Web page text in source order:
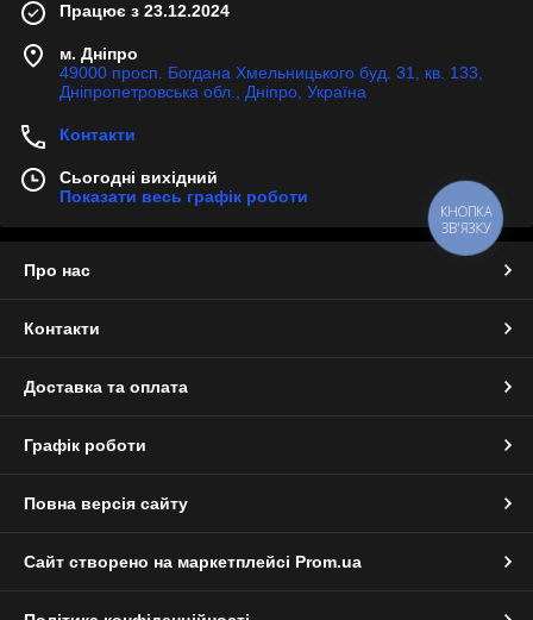
Працює з 23.12.2024
м. Дніпро
49000 просп. Богдана Хмельницького буд. 31, кв. 133,
Дніпропетровська обл., Дніпро, Україна
Контакти
Сьогодні вихідний
Показати весь графік роботи
Про нас
Контакти
Доставка та оплата
Графік роботи
Повна версія сайту
Сайт створено на маркетплейсі Prom.ua
КНОПКА
ЗВ'ЯЗКУ